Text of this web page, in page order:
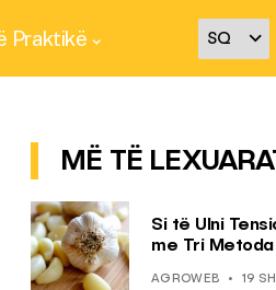
Praktikë
MË TË
Si të Ulni
me Tri
AGROWEB 19